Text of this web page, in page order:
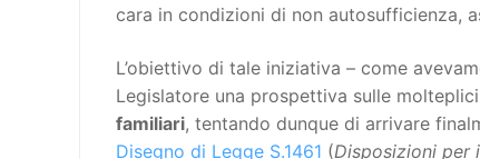
cara in condizioni di non autosufficienza,
L’obiettivo di tale iniziativa – come
Legislatore una prospettiva sulle
familiari, tentando dunque di arrivare
Disegno di Legge S.1461 (Disposizioni per